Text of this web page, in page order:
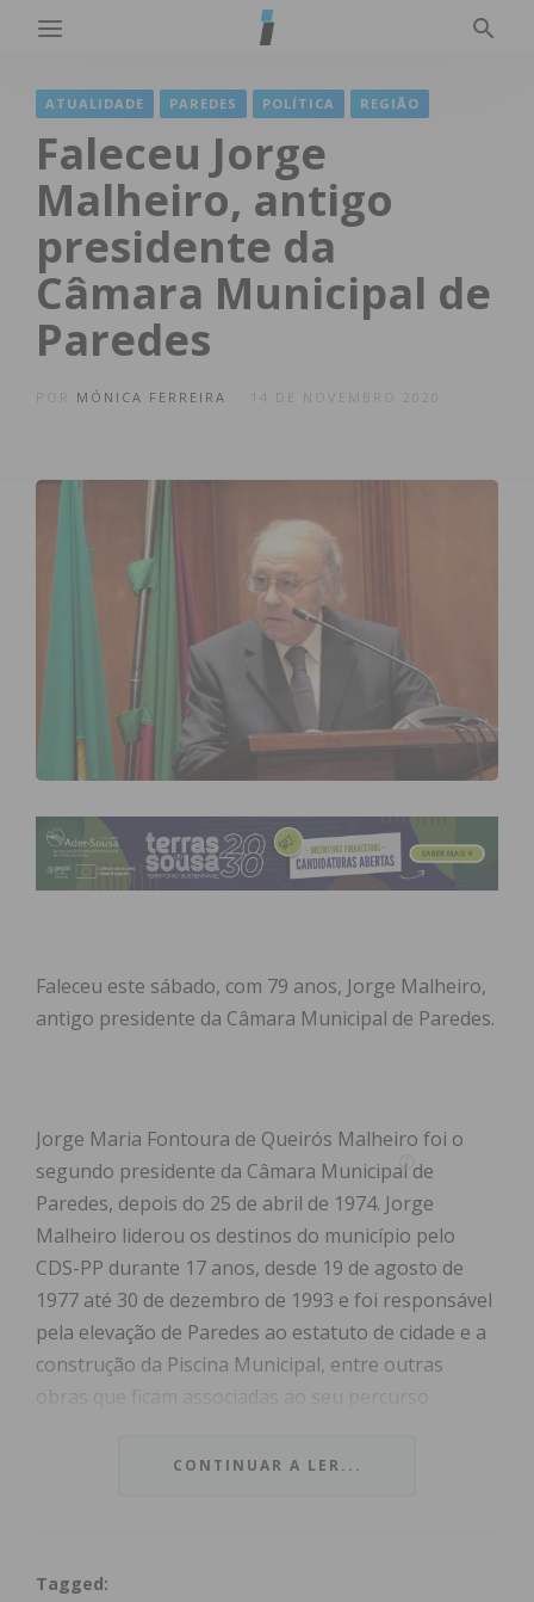
ATUALIDADE PAREDES POLÍTICA REGIÃO
Faleceu Jorge
Malheiro, antigo
presidente da
Câmara Municipal de
Paredes
MÓNICA FERREIRA 14 DE NOVEMBRO 2020
Faleceu este sábado, com 79 anos, Jorge Malheiro,
antigo presidente da Câmara Municipal de Paredes.
Jorge Maria Fontoura de Queirós Malheiro foi o
segundo presidente da Câmara Municipal de
Paredes, depois do 25 de abril de 1974. Jorge
Malheiro liderou os destinos do município pelo
CDS-PP durante 17 anos, desde 19 de agosto de
1977 até 30 de dezembro de 1993 e foi responsável
pela elevação de Paredes ao estatuto de cidade e a
construção da Piscina Municipal, entre outras
obras que ficam associadas ao seu percurso
feira, 14, 15 e 16 de novembro, sendo colocada a
CONTINUAR A LER...
Tagged: